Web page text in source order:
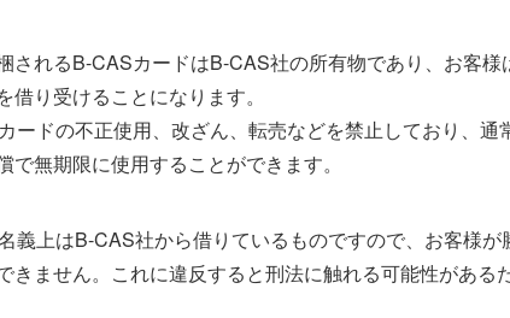
されるB-CASカードはB-CAS社の所有物であり、お客様
り受けることになります。
ードの不正使用、改ざん、転売などを禁止しており、通
無期限に使用することができます。
義上はB-CAS社から借りているものですので、お客様が
きません。これに違反すると刑法に触れる可能性がある